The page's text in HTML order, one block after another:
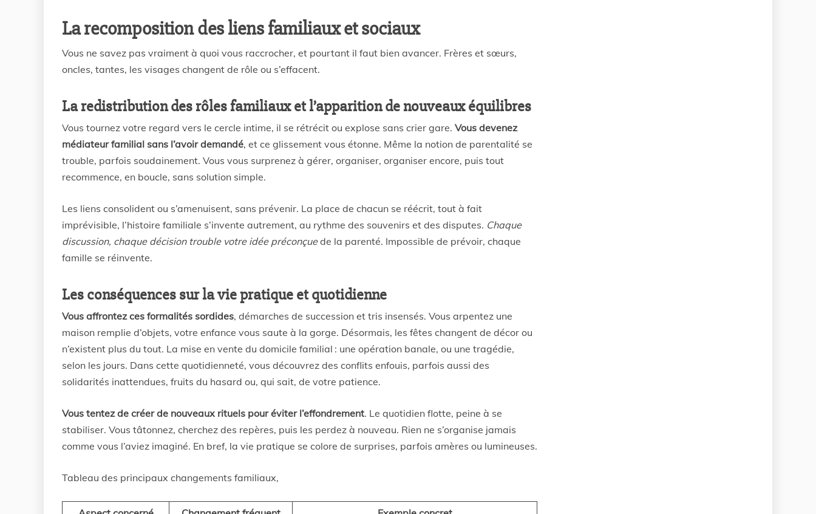
La recomposition des liens familiaux et sociaux
Vous ne savez pas vraiment à quoi vous raccrocher, et pourtant il faut bien avancer. Frères et sœurs,
oncles, tantes, les visages changent de rôle ou s’effacent.
La redistribution des rôles familiaux et l’apparition de nouveaux équilibres
Vous tournez votre regard vers le cercle intime, il se rétrécit ou explose sans crier gare. Vous devenez
médiateur familial sans l’avoir demandé, et ce glissement vous étonne. Même la notion de parentalité se
trouble, parfois soudainement. Vous vous surprenez à gérer, organiser, organiser encore, puis tout
recommence, en boucle, sans solution simple.
Les liens consolident ou s’amenuisent, sans prévenir. La place de chacun se réécrit, tout à fait
imprévisible, l’histoire familiale s’invente autrement, au rythme des souvenirs et des disputes. Chaque
discussion, chaque décision trouble votre idée préconçuede la parenté. Impossible de prévoir, chaque
famille se réinvente.
Les conséquences sur la vie pratique et quotidienne
Vous affrontez ces formalités sordides, démarches de succession et tris insensés. Vous arpentez une
maison remplie d’objets, votre enfance vous saute à la gorge. Désormais, les fêtes changent de décor ou
n’existent plus du tout. La mise en vente du domicile familial : une opération banale, ou une tragédie,
selon les jours. Dans cette quotidienneté, vous découvrez des conflits enfouis, parfois aussi des
solidarités inattendues, fruits du hasard ou, qui sait, de votre patience.
Vous tentez de créer de nouveaux rituels pour éviter l’effondrement. Le quotidien flotte, peine à se
stabiliser. Vous tâtonnez, cherchez des repères, puis les perdez à nouveau. Rien ne s’organise jamais
comme vous l’aviez imaginé. En bref, la vie pratique se colore de surprises, parfois amères ou lumineuses.
Tableau des principaux changements familiaux,